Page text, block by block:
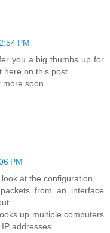
PM
you a big thumbs up for
here on this post.
more soon.
PM
at the configuration.
from an interface
up multiple computers
addresses